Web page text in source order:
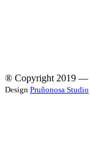
® Copyright 2019 —
Design Pruñonosa Studio